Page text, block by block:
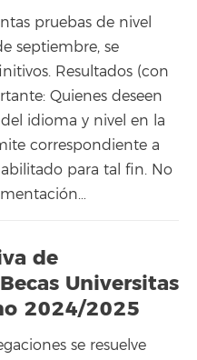
pruebas de nivel
septiembre, se
Resultados (con
Quienes deseen
idioma y nivel en la
correspondiente a
para tal fin. No
de
Universitas
2024/2025
se resuelve